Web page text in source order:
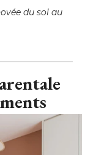
du sol au